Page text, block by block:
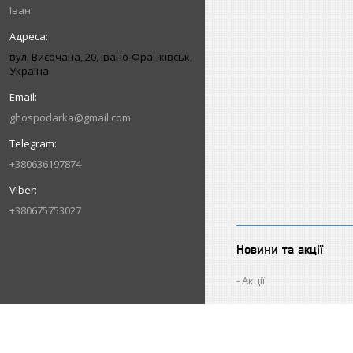
Іван
вул. Височана, 20, Івано-Франківськ,
Україна
ghospodarka@gmail.com
+380636197874
+380675753027
Новини та акції
Акції